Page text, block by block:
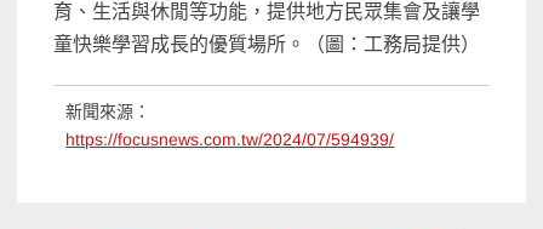
育、生活與休閒等功能，提供地方民眾集會及讓學
童快樂學習成長的優質場所。（圖：工務局提供）
新聞來源：
https://focusnews.com.tw/2024/07/594939/